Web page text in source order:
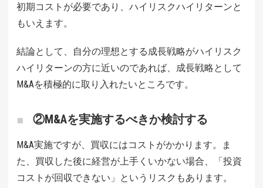
初期コストが必要であり、ハイリスクハイリターンと
もいえます。
結論として、自分の理想とする成長戦略がハイリスク
ハイリターンの方に近いのであれば、成長戦略として
M&Aを積極的に取り入れたいところです。
②M&Aを実施するべきか検討する
M&A実施ですが、買収にはコストがかかります。ま
た、買収した後に経営が上手くいかない場合、「投資
コストが回収できない」というリスクもあります。